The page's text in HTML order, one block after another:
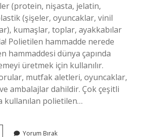
(protein, nişasta, jelatin,
(şişeler, oyuncaklar, vinil
kumaşlar, toplar, ayakkabılar
Polietilen hammadde nerede
hammaddesi dünya çapında
üretmek için kullanılır.
mutfak aletleri, oyuncaklar,
ambalajlar dahildir. Çok çeşitli
kullanılan polietilen…
Yorum Bırak